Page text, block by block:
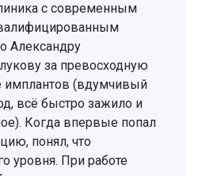
с современным
Александру
за превосходную
имплантов (вдумчивый
всё быстро зажило и
Когда впервые попал
понял, что
уровня. При работе